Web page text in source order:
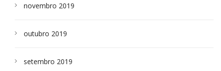
novembro 2019
outubro 2019
setembro 2019